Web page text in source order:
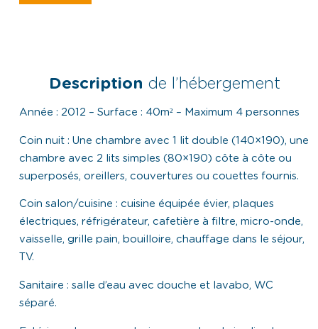
Description de l’hébergement
Année : 2012 – Surface : 40m² – Maximum 4 personnes
Coin nuit : Une chambre avec 1 lit double (140×190), une
chambre avec 2 lits simples (80×190) côte à côte ou
superposés, oreillers, couvertures ou couettes fournis.
Coin salon/cuisine : cuisine équipée évier, plaques
électriques, réfrigérateur, cafetière à filtre, micro-onde,
vaisselle, grille pain, bouilloire, chauffage dans le séjour,
TV.
Sanitaire : salle d’eau avec douche et lavabo, WC
séparé.